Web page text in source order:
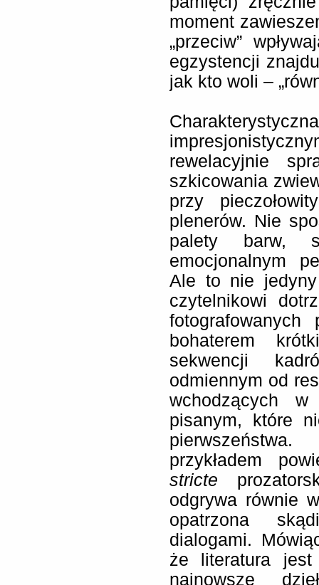
moment
„przeciw”
egzystencji
jak kto woli –
rewelacyjnie
szkicowania
przy
plenerów. Nie
palety barw,
emocjonalnym
Ale to nie
czytelnikowi
bohaterem
sekwencji
odmiennym od
wchodzących
pisanym, które
przykładem
stricte
odgrywa równie
opatrzona
dialogami.
że literatura
najnowsze